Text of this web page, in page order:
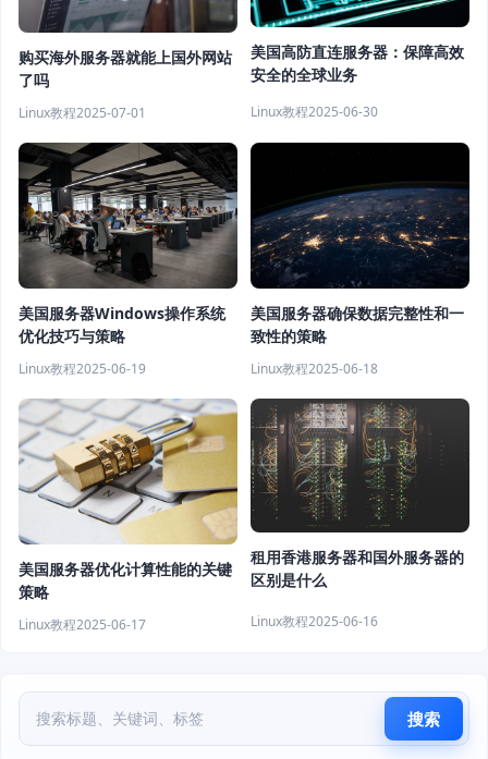
购买海外服务器就能上国外网站
了吗
Linux教程2025-07-01
美国高防直连服务器：保障高效
安全的全球业务
Linux教程2025-06-30
美国服务器Windows操作系统
优化技巧与策略
Linux教程2025-06-19
美国服务器确保数据完整性和一
致性的策略
Linux教程2025-06-18
美国服务器优化计算性能的关键
策略
Linux教程2025-06-17
租用香港服务器和国外服务器的
区别是什么
Linux教程2025-06-16
搜索